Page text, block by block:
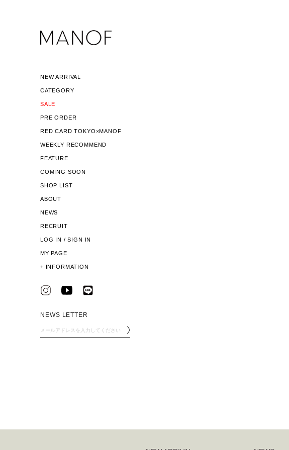
NEW ARRIVAL
CATEGORY
SALE
PRE ORDER
RED CARD TOKYO×MANOF
WEEKLY RECOMMEND
FEATURE
COMING SOON
SHOP LIST
ABOUT
NEWS
RECRUIT
LOG IN / SIGN IN
MY PAGE
+ INFORMATION
NEWS LETTER